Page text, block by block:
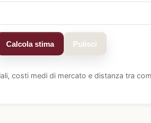
Calcola stima Pulisci
costi medi di mercato e distanza tra